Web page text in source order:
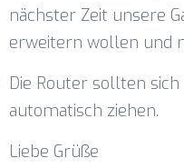
nächster Zeit unsere
erweitern wollen und
Die Router sollten
automatisch ziehen.
Liebe Grüße